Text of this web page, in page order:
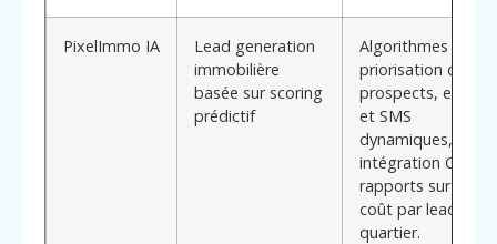
PixelImmo IA
Lead generation
immobilière
basée sur scoring
prédictif
Algorithmes de
priorisation des
prospects, emails
et SMS
dynamiques,
intégration CRM,
rapports sur le
coût par lead par
quartier.